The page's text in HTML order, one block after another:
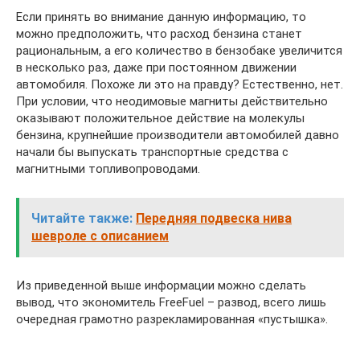
Если принять во внимание данную информацию, то
можно предположить, что расход бензина станет
рациональным, а его количество в бензобаке увеличится
в несколько раз, даже при постоянном движении
автомобиля. Похоже ли это на правду? Естественно, нет.
При условии, что неодимовые магниты действительно
оказывают положительное действие на молекулы
бензина, крупнейшие производители автомобилей давно
начали бы выпускать транспортные средства с
магнитными топливопроводами.
Читайте также: Передняя подвеска нива
шевроле с описанием
Из приведенной выше информации можно сделать
вывод, что экономитель FreeFuel – развод, всего лишь
очередная грамотно разрекламированная «пустышка».